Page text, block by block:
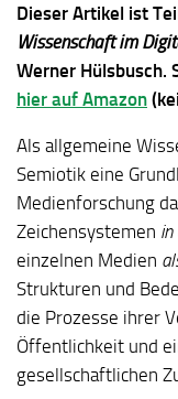
Dieser Artikel ist
Wissenschaft im
Werner Hülsbusch.
hier auf Amazon
Als allgemeine
Semiotik eine
Medienforschung
Zeichensystemen in
einzelnen Medien
Strukturen und
die Prozesse ihrer
Öffentlichkeit und
gesellschaftlichen